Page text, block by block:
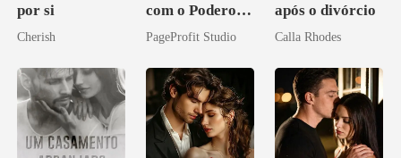
por si
Cherish
com o Poderoso
Inimigo do Meu
PageProfit Studio
após o divórcio
Calla Rhodes